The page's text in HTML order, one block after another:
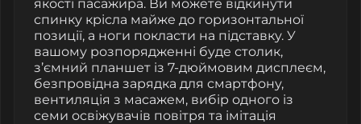
якості пасажира. Ви можете відкинути
спинку крісла майже до горизонтальної
позиції, а ноги покласти на підставку. У
вашому розпорядженні буде столик,
з’ємний планшет із 7-дюймовим дисплеєм,
безпровідна зарядка для смартфону,
вентиляція з масажем, вибір одного із
семи освіжувачів повітря та імітація